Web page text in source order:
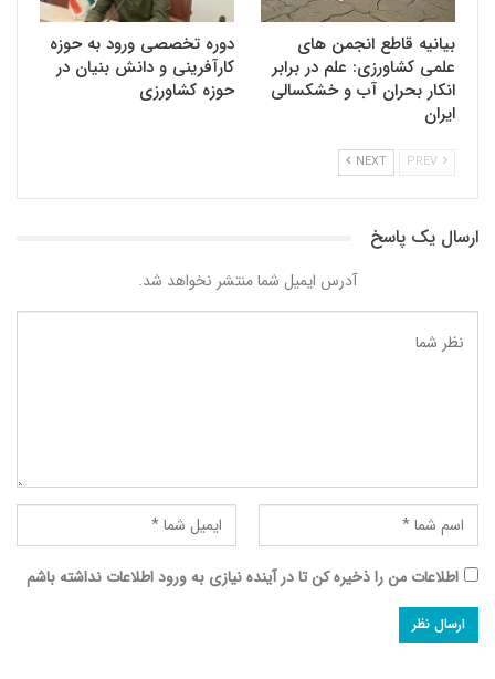
بیانیه قاطع انجمن های
علمی کشاورزی: علم در برابر
انکار بحران آب و خشکسالی
ایران
دوره تخصصی ورود به حوزه
کارآفرینی و دانش بنیان در
حوزه کشاورزی
NEXT
ارسال یک پاسخ
آدرس ایمیل شما منتشر نخواهد شد.
اطلاعات من را ذخیره کن تا در آینده نیازی به ورود اطلاعات نداشته باشم